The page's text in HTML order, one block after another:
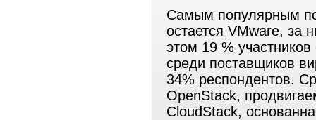
Самым популярным
остается VMware, за
этом 19 %
среди поставщиков
34% респондентов.
OpenStack,
CloudStack,